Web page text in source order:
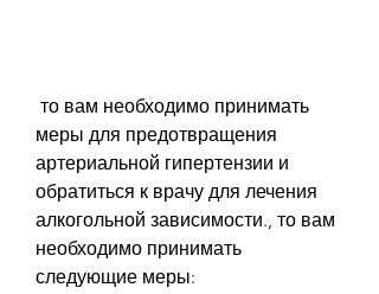
меры для предотвращения
артериальной гипертензии и
обратиться к врачу для лечения
алкогольной зависимости., то вам
необходимо принимать
следующие меры: